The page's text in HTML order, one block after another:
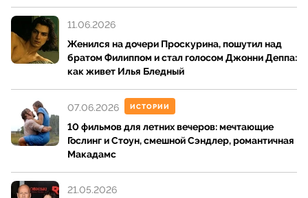
Женился на дочери Проскурина, пошутил над
братом Филиппом и стал голосом Джонни Деппа:
как живет Илья Бледный
11.06.2026
ИСТОРИИ
10 фильмов для летних вечеров: мечтающие
Гослинг и Стоун, смешной Сэндлер, романтичная
Макадамс
07.06.2026
21.05.2026